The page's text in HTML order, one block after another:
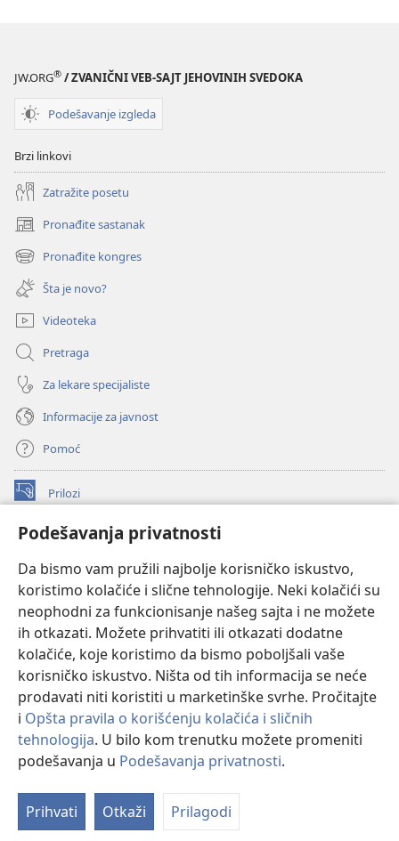
Podešavanja privatnosti
Da bismo vam pružili najbolje korisničko iskustvo,
koristimo kolačiće i slične tehnologije. Neki kolačići su
neophodni za funkcionisanje našeg sajta i ne možete
ih otkazati. Možete prihvatiti ili otkazati dodatne
kolačiće, koje koristimo da bismo poboljšali vaše
korisničko iskustvo. Ništa od tih informacija se neće
prodavati niti koristiti u marketinške svrhe. Pročitajte
i Opšta pravila o korišćenju kolačića i sličnih
tehnologija. U bilo kom trenutku možete promeniti
podešavanja u Podešavanja privatnosti.
Prihvati Otkaži Prilagodi
KULA
2006.
JW.ORG® / ZVANIČNI VEB-SAJT JEHOVINIH SVEDOKA
Podešavanje izgleda
Brzi linkovi
Zatražite posetu
Pronađite sastanak
(otvara
novi
prozor)
Pronađite kongres
(otvara
novi
prozor)
Šta je novo?
Videoteka
Pretraga
Za lekare specijaliste
Informacije za javnost
Pomoć
Prilozi
(otvara
prozor)ONLAJN BIBLIOTEKA Watchtower
novi
prozor)JW Hub®
(otvara
novi
prozor)
®
Watchtower Library®
Copyright
© 2026 Watch Tower Bible and Tract Society of Pennsylvania.
PRAVILA KORIŠĆENJA|PRIVATNOST| PODEŠAVANjE PRIVATNOSTI